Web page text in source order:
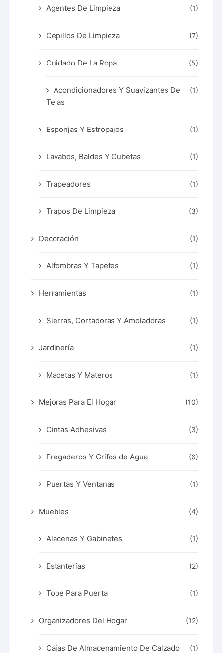
Agentes De Limpieza (1)
Cepillos De Limpieza (7)
Cuidado De La Ropa (5)
Acondicionadores Y Suavizantes De
Telas
(1)
Esponjas Y Estropajos (1)
Lavabos, Baldes Y Cubetas (1)
Trapeadores (1)
Trapos De Limpieza (3)
Decoración (1)
Alfombras Y Tapetes (1)
Herramientas (1)
Sierras, Cortadoras Y Amoladoras (1)
Jardinería (1)
Macetas Y Materos (1)
Mejoras Para El Hogar (10)
Cintas Adhesivas (3)
Fregaderos Y Grifos de Agua (6)
Puertas Y Ventanas (1)
Muebles (4)
Alacenas Y Gabinetes (1)
Estanterías (2)
Tope Para Puerta (1)
Organizadores Del Hogar (12)
Cajas De Almacenamiento De Calzado (1)